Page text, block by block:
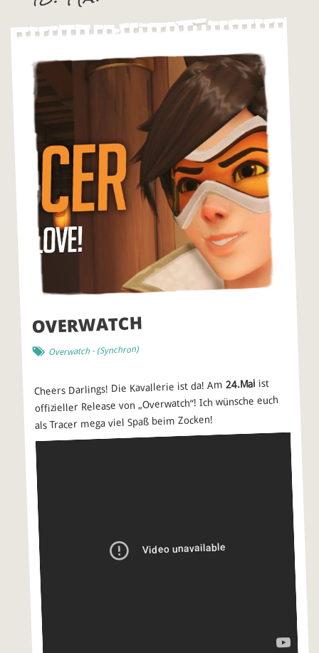
OVERWATCH
Overwatch- (Synchron)
Cheers Darlings! Die Kavallerie ist da! Am 24.Mai ist
offizieller Release von „Overwatch“! Ich wünsche euch
als Tracer mega viel Spaß beim Zocken!